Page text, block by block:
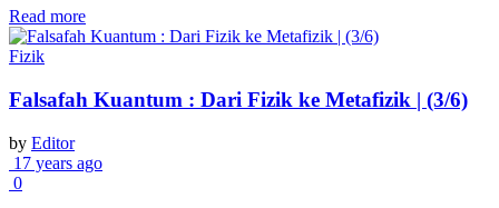
Read more
Fizik
Falsafah Kuantum : Dari Fizik ke Metafizik | (3/6)
by Editor
17 years ago
0